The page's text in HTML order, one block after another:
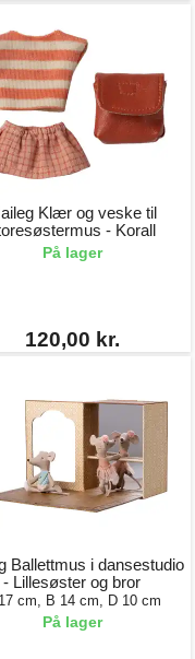
Klær og veske til
- Korall
På lager
120,00 kr.
Ballettmus i dansestudio
- Lillesøster og bror
cm, B 14 cm, D 10 cm
På lager